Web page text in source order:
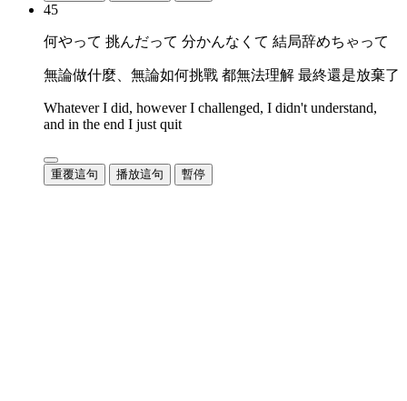
45
何やって 挑んだって 分かんなくて 結局辞めちゃって
無論做什麼、無論如何挑戰 都無法理解 最終還是放棄了
Whatever I did, however I challenged, I didn't understand,
and in the end I just quit
重覆這句 播放這句 暫停